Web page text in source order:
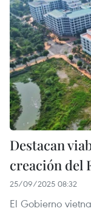
Destacan
creación del
25/09/2025 08:32
El Gobierno